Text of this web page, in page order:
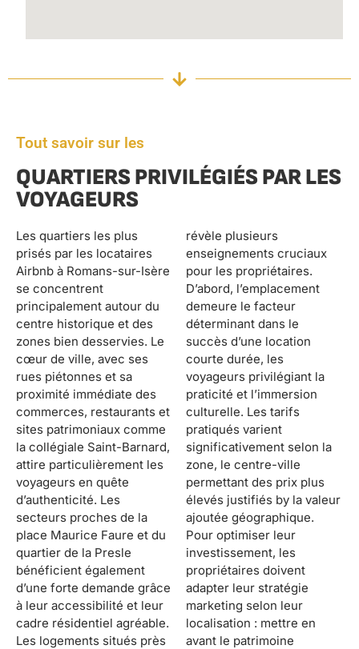
Tout savoir sur les
QUARTIERS PRIVILÉGIÉS PAR LES
VOYAGEURS
Les quartiers les plus
prisés par les locataires
Airbnb à Romans-sur-Isère
se concentrent
principalement autour du
centre historique et des
zones bien desservies. Le
cœur de ville, avec ses
rues piétonnes et sa
proximité immédiate des
commerces, restaurants et
sites patrimoniaux comme
la collégiale Saint-Barnard,
attire particulièrement les
voyageurs en quête
d’authenticité. Les
secteurs proches de la
place Maurice Faure et du
quartier de la Presle
bénéficient également
d’une forte demande grâce
à leur accessibilité et leur
cadre résidentiel agréable.
Les logements situés près
révèle plusieurs
enseignements cruciaux
pour les propriétaires.
D’abord, l’emplacement
demeure le facteur
déterminant dans le
succès d’une location
courte durée, les
voyageurs privilégiant la
praticité et l’immersion
culturelle. Les tarifs
pratiqués varient
significativement selon la
zone, le centre-ville
permettant des prix plus
élevés justifiés by la valeur
ajoutée géographique.
Pour optimiser leur
investissement, les
propriétaires doivent
adapter leur stratégie
marketing selon leur
localisation : mettre en
avant le patrimoine